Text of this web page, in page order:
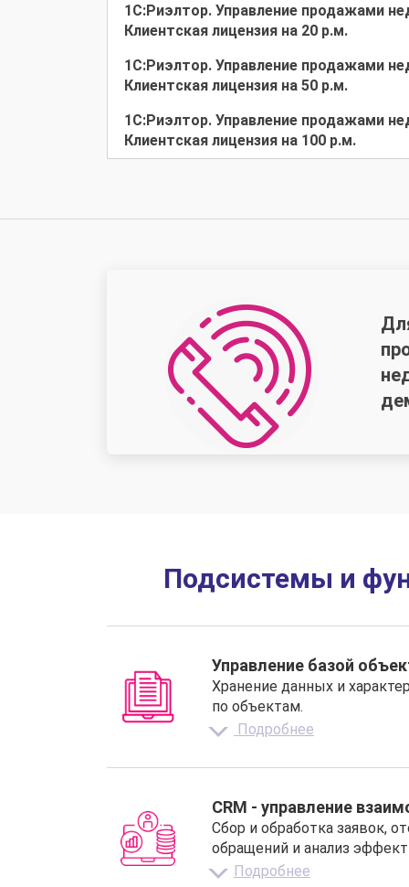
1С:Риэлтор. Управление продажами
Клиентская лицензия на 20 р.м.
1С:Риэлтор. Управление продажами
Клиентская лицензия на 50 р.м.
1С:Риэлтор. Управление продажами
Клиентская лицензия на 100 р.м.
Подсистемы и
Управление базой
Хранение данных и
по объектам.
Подробнее
CRM - управление
Сбор и обработка заявок,
обращений и анализ
Подробнее